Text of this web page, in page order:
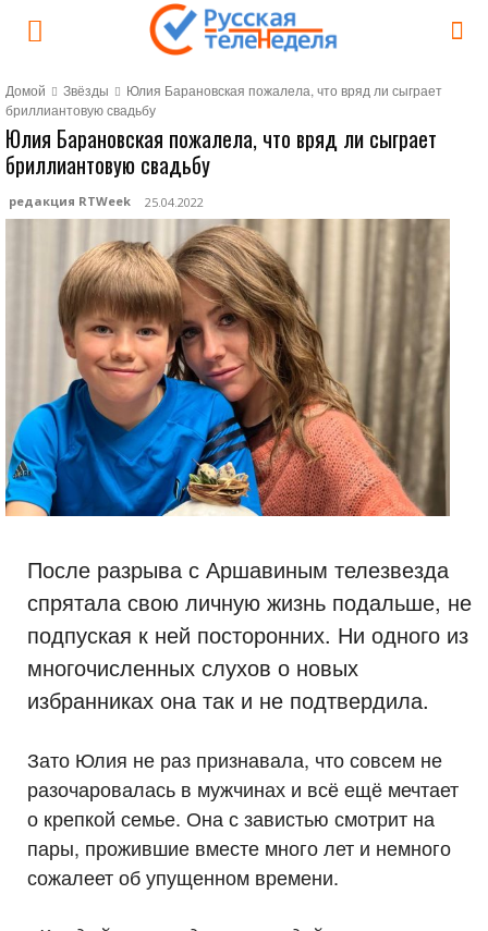
Домой Звёзды
Юлия Барановская пожалела, что вряд ли сыграет
бриллиантовую свадьбу
Юлия Барановская пожалела, что вряд ли сыграет
бриллиантовую свадьбу
редакция RTWeek 25.04.2022
После разрыва с Аршавиным телезвезда
спрятала свою личную жизнь подальше, не
подпуская к ней посторонних. Ни одного из
многочисленных слухов о новых
избранниках она так и не подтвердила.
Зато Юлия не раз признавала, что совсем не
разочаровалась в мужчинах и всё ещё мечтает
о крепкой семье. Она с завистью смотрит на
пары, прожившие вместе много лет и немного
сожалеет об упущенном времени.